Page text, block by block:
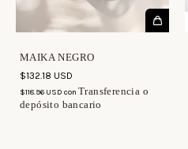
MAIKA NEGRO
$132.18 USD
$118.96 USD con Transferencia o
depósito bancario